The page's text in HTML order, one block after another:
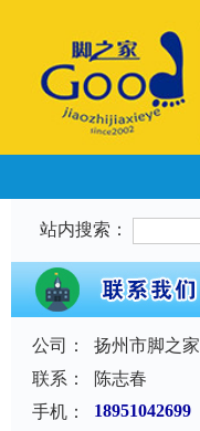
站内搜索：
公司：
扬州市脚之
联系：
陈志春
手机：
18951042699